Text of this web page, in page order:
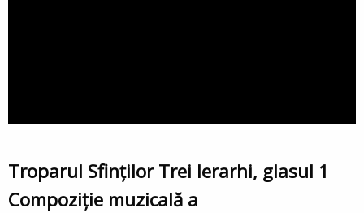
Troparul Sfinților Trei Ierarhi, glasul 1
Compoziție muzicală a